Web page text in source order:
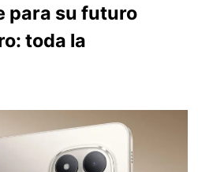
para su futuro
toda la